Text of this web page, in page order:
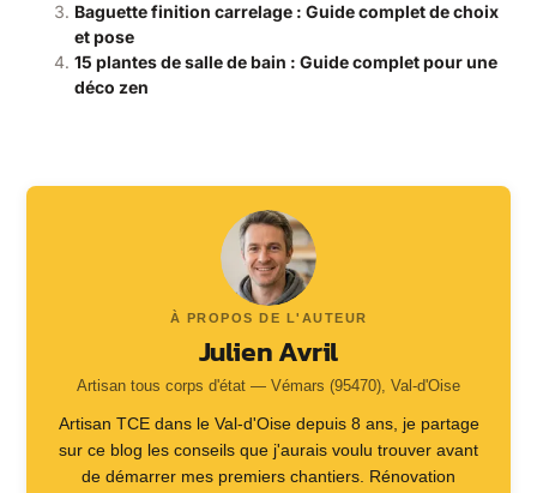
Baguette finition carrelage : Guide complet de choix
et pose
15 plantes de salle de bain : Guide complet pour une
déco zen
À PROPOS DE L'AUTEUR
Julien Avril
Artisan tous corps d'état — Vémars (95470), Val-d'Oise
Artisan TCE dans le Val-d'Oise depuis 8 ans, je partage
sur ce blog les conseils que j'aurais voulu trouver avant
de démarrer mes premiers chantiers. Rénovation